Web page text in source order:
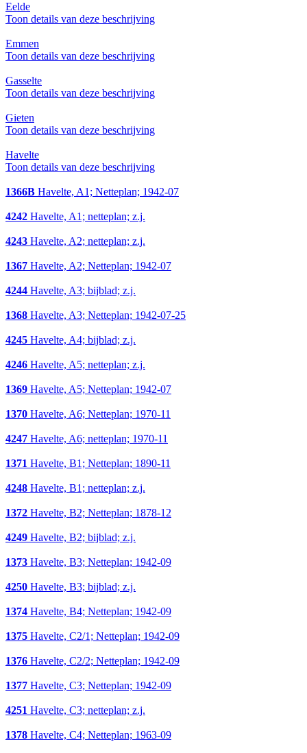
Eelde
Toon details van deze beschrijving
Emmen
Toon details van deze beschrijving
Gasselte
Toon details van deze beschrijving
Gieten
Toon details van deze beschrijving
Havelte
Toon details van deze beschrijving
1366B Havelte, A1; Netteplan; 1942-07
4242 Havelte, A1; netteplan; z.j.
4243 Havelte, A2; netteplan; z.j.
1367 Havelte, A2; Netteplan; 1942-07
4244 Havelte, A3; bijblad; z.j.
1368 Havelte, A3; Netteplan; 1942-07-25
4245 Havelte, A4; bijblad; z.j.
4246 Havelte, A5; netteplan; z.j.
1369 Havelte, A5; Netteplan; 1942-07
1370 Havelte, A6; Netteplan; 1970-11
4247 Havelte, A6; netteplan; 1970-11
1371 Havelte, B1; Netteplan; 1890-11
4248 Havelte, B1; netteplan; z.j.
1372 Havelte, B2; Netteplan; 1878-12
4249 Havelte, B2; bijblad; z.j.
1373 Havelte, B3; Netteplan; 1942-09
4250 Havelte, B3; bijblad; z.j.
1374 Havelte, B4; Netteplan; 1942-09
1375 Havelte, C2/1; Netteplan; 1942-09
1376 Havelte, C2/2; Netteplan; 1942-09
1377 Havelte, C3; Netteplan; 1942-09
4251 Havelte, C3; netteplan; z.j.
1378 Havelte, C4; Netteplan; 1963-09